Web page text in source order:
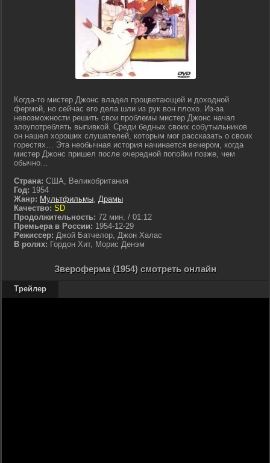
Когда-то мистер Джонс владел процветающей и доходной
фермой, но сейчас его дела шли из рук вон плохо. Из-за
невозможности решить свои проблемы мистер Джонс начал
злоупотреблять выпивкой. Среди бедных своих собутыльников
он нашел хороших слушателей, которым мог рассказать о своих
горестях… Эта необычная история начинается вечером, когда
мистер Джонс пришел после очередной попойки позже, чем
обычно…
Страна: США, Великобритания
Год: 1954
Жанр: Мультфильмы, Драмы
Качество: SD
Продолжительность: 72 мин. / 01:12
Премьера в России: 1954-12-29
Режиссер: Джой Батчелор, Джон Халас
В ролях: Гордон Хит, Морис Денэм
Звероферма (1954) смотреть онлайн
Трейлер